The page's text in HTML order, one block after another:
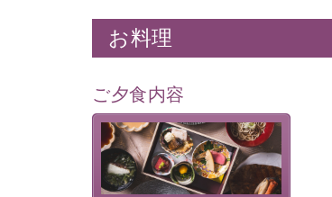
お料理
ご夕食内容
美湖膳とは諏訪の地で特別を
提供する為に料理長・神原 裕
明が考え出した創作和会席で